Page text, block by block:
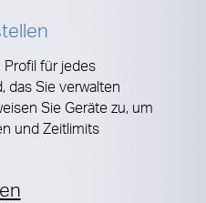
Profil für jedes
das Sie verwalten
Sie Geräte zu, um
und Zeitlimits